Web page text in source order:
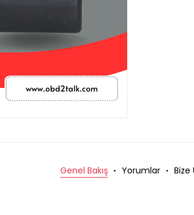
Genel Bakış Yorumlar Bize